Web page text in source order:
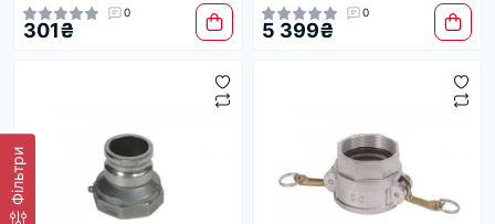
Фільтри
0
301₴
0
5 399₴